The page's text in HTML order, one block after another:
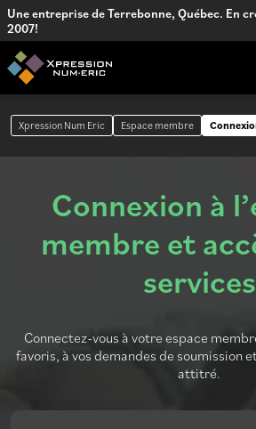
Une entreprise de Terrebonne, Québec. En
2007!
Xpression Num Eric Espace membre
Connexion à
membre et
services
Connectez-vous à votre espace
favoris, à vos demandes de soumission
attitré.